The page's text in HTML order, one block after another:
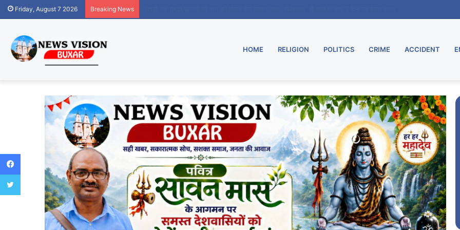
Friday, August 7 2026 Breaking News
HOME RELIGION POLITICS CRIME ACCIDENT
Facebook